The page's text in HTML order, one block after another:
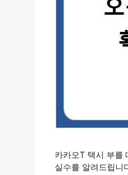
카카오T 택시 부를
실수를 알려드립니